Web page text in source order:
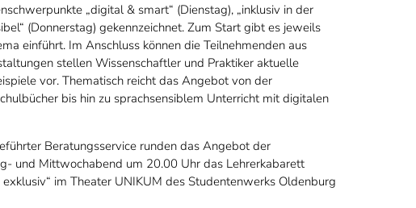
„digital & smart“ (Dienstag), „inklusiv in der
(Donnerstag) gekennzeichnet. Zum Start gibt es jeweils
einführt. Im Anschluss können die Teilnehmenden aus
stellen Wissenschaftler und Praktiker aktuelle
vor. Thematisch reicht das Angebot von der
bis hin zu sprachsensiblem Unterricht mit digitalen
Beratungsservice runden das Angebot der
und Mittwochabend um 20.00 Uhr das Lehrerkabarett
im Theater UNIKUM des Studentenwerks Oldenburg